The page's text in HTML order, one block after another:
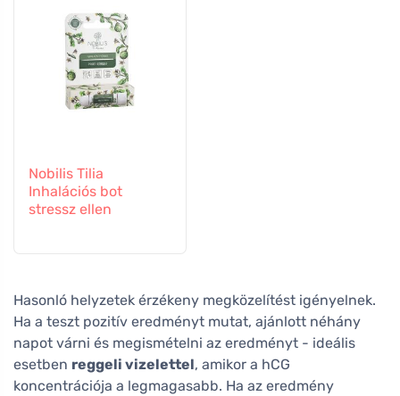
Nobilis Tilia
Inhalációs bot
stressz ellen
Hasonló helyzetek érzékeny megközelítést igényelnek.
Ha a teszt pozitív eredményt mutat, ajánlott néhány
napot várni és megismételni az eredményt - ideális
esetben reggeli vizelettel, amikor a hCG
koncentrációja a legmagasabb. Ha az eredmény